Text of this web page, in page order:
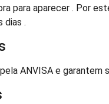
para aparecer . Por
dias .
ANVISA e garantem